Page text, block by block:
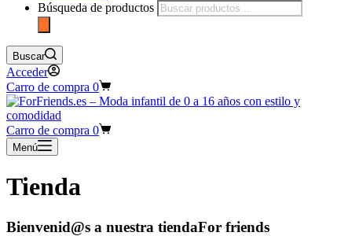
Búsqueda de productos
Buscar
Acceder
Carro de compra 0
Carro de compra 0
Menú
Tienda
Bienvenid@s a nuestra tiendaFor friends